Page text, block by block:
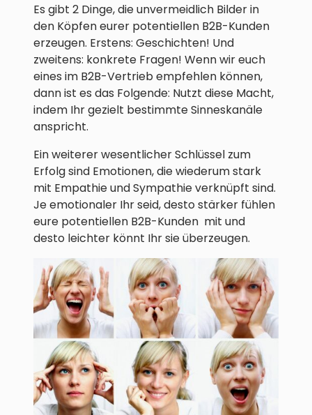
Es gibt 2 Dinge, die unvermeidlich Bilder in
den Köpfen eurer potentiellen B2B-Kunden
erzeugen. Erstens: Geschichten! Und
zweitens: konkrete Fragen! Wenn wir euch
eines im B2B-Vertrieb empfehlen können,
dann ist es das Folgende: Nutzt diese Macht,
indem Ihr gezielt bestimmte Sinneskanäle
anspricht.
Ein weiterer wesentlicher Schlüssel zum
Erfolg sind Emotionen, die wiederum stark
mit Empathie und Sympathie verknüpft sind.
Je emotionaler Ihr seid, desto stärker fühlen
eure potentiellen B2B-Kunden mit und
desto leichter könnt Ihr sie überzeugen.